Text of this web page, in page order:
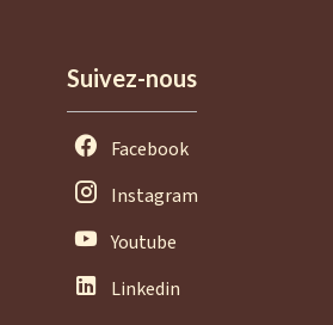
Suivez-nous
Facebook
Instagram
Youtube
Linkedin